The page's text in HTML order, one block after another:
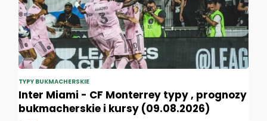
TYPY BUKMACHERSKIE
Inter Miami - CF Monterrey typy , prognozy
bukmacherskie i kursy (09.08.2026)